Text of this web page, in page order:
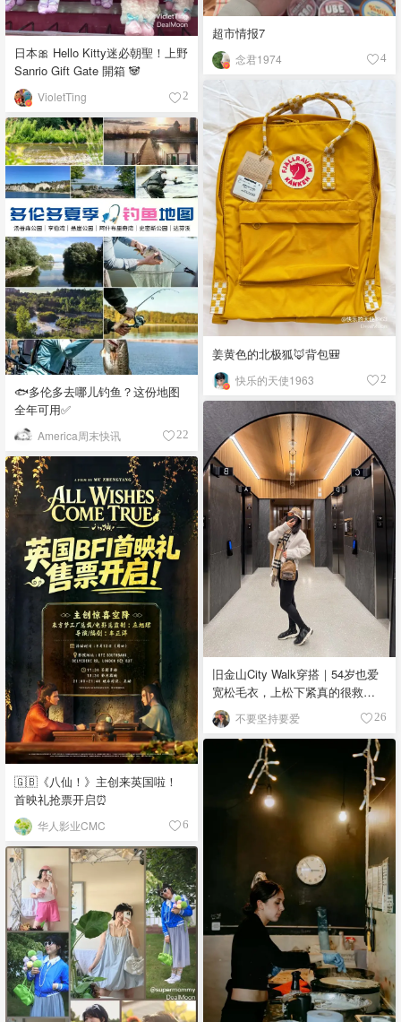
超市情报7
念君1974 4
日本🎀 Hello Kitty迷必朝聖！上野
Sanrio Gift Gate 開箱 🐼
VioletTing 2
姜黄色的北极狐🦊背包🎒
快乐的天使1963 2
🐟多伦多去哪儿钓鱼？这份地图
全年可用✅
America周末快讯 22
旧金山City Walk穿搭｜54岁也爱
宽松毛衣，上松下紧真的很救比
例
不要坚持要爱 26
🇬🇧《八仙！》主创来英国啦！
首映礼抢票开启⏰
华人影业CMC 6